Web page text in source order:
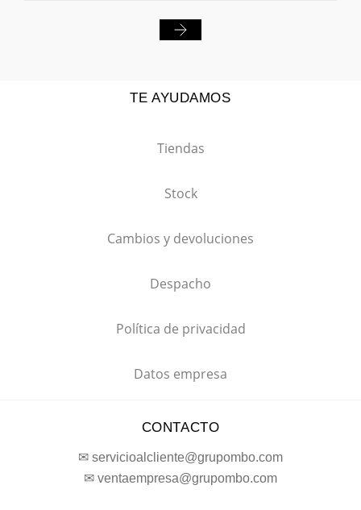
TE AYUDAMOS
Tiendas
Stock
Cambios y devoluciones
Despacho
Política de privacidad
Datos empresa
CONTACTO
✉ servicioalcliente@grupombo.com
✉ ventaempresa@grupombo.com